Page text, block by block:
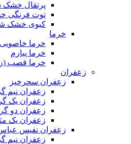
پرتقال خشک
توت فرنگی
کیوی خشک
خرما
خرما خاصویی
خرما پیارم
خرما قصب
زعفران
زعفران سحرخیز
زعفران نیم
زعفران یک
زعفران دو
زعفران یک
زعفران نفیس
زعفران نیم